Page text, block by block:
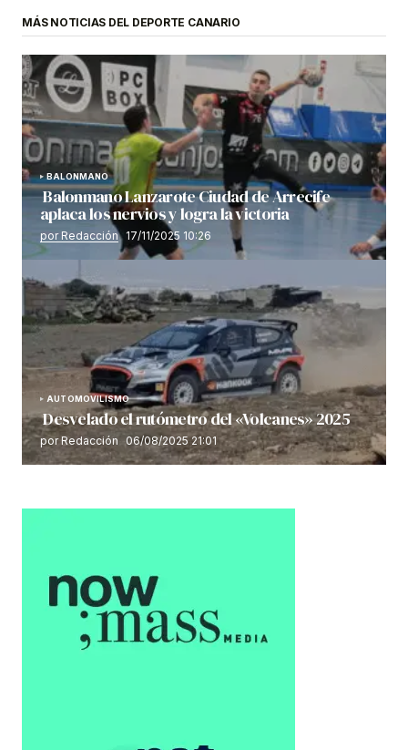
MÁS NOTICIAS DEL DEPORTE CANARIO
BALONMANO
Balonmano Lanzarote Ciudad de Arrecife
aplaca los nervios y logra la victoria
por Redacción 17/11/2025 10:26
AUTOMOVILISMO
Desvelado el rutómetro del «Volcanes» 2025
por Redacción 06/08/2025 21:01